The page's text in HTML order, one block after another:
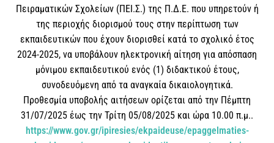
Πειραματικών Σχολείων (ΠΕΙ.Σ.) της Π.Δ.Ε. που υπηρετούν ή
της περιοχής διορισμού τους στην περίπτωση των
εκπαιδευτικών που έχουν διορισθεί κατά το σχολικό έτος
2024-2025, να υποβάλουν ηλεκτρονική αίτηση για απόσπαση
μόνιμου εκπαιδευτικού ενός (1) διδακτικού έτους,
συνοδευόμενη από τα αναγκαία δικαιολογητικά.
Προθεσμία υποβολής αιτήσεων ορίζεται από την Πέμπτη
31/07/2025 έως την Τρίτη 05/08/2025 και ώρα 10.00 π.μ..
https://www.gov.gr/ipiresies/ekpaideuse/epaggelmaties-